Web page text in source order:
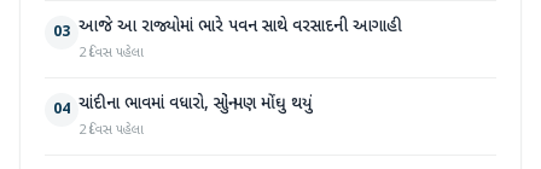
03 આજે આ રાજ્યોમાં ભારે પવન સાથે વરસાદની આગાહી
2 દિવસ પહેલા
04 ચાંદીના ભાવમાં વધારો, સોનું પણ મોંઘુ થયું
2 દિવસ પહેલા